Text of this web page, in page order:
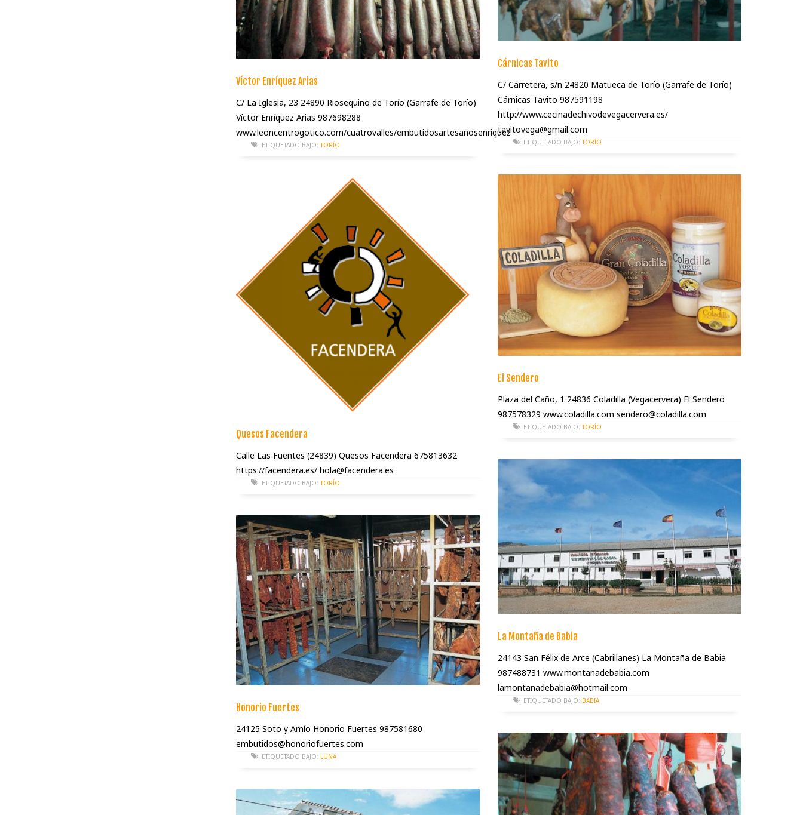
Cárnicas Tavito
C/ Carretera, s/n 24820 Matueca de Torío (Garrafe de Torío)
Cárnicas Tavito 987591198
http://www.cecinadechivodevegacervera.es/
tavitovega@gmail.com
ETIQUETADO BAJO: TORÍO
Víctor Enríquez Arias
C/ La Iglesia, 23 24890 Riosequino de Torío (Garrafe de Torío)
Víctor Enríquez Arias 987698288
www.leoncentrogotico.com/cuatrovalles/embutidosartesanosenriquez
ETIQUETADO BAJO: TORÍO
El Sendero
Plaza del Caño, 1 24836 Coladilla (Vegacervera) El Sendero
987578329 www.coladilla.com sendero@coladilla.com
ETIQUETADO BAJO: TORÍO
Quesos Facendera
Calle Las Fuentes (24839) Quesos Facendera 675813632
https://facendera.es/ hola@facendera.es
ETIQUETADO BAJO: TORÍO
La Montaña de Babia
24143 San Félix de Arce (Cabrillanes) La Montaña de Babia
987488731 www.montanadebabia.com
lamontanadebabia@hotmail.com
ETIQUETADO BAJO: BABIA
Honorio Fuertes
24125 Soto y Amío Honorio Fuertes 987581680
embutidos@honoriofuertes.com
ETIQUETADO BAJO: LUNA